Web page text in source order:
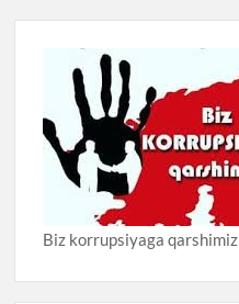
Biz korrupsiyaga qarshimiz